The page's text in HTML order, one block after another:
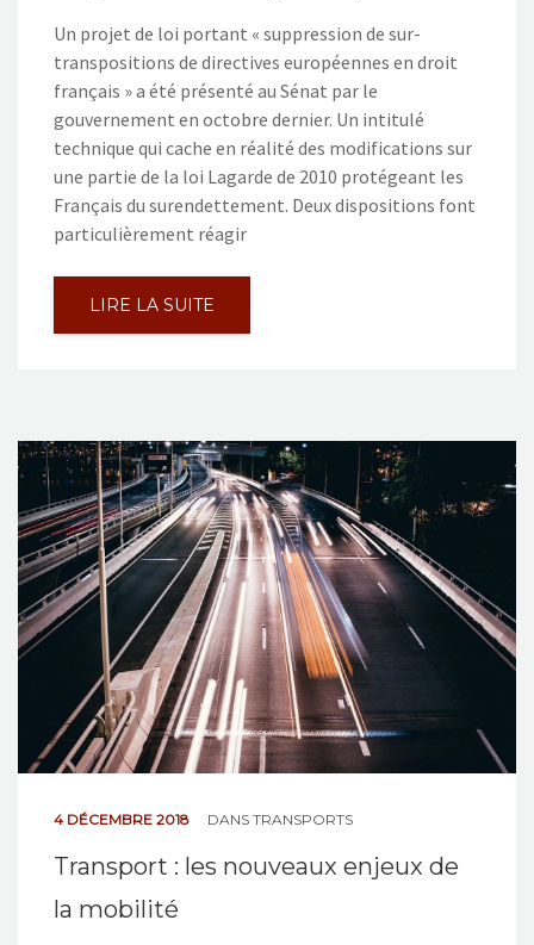
Un projet de loi portant « suppression de sur-
transpositions de directives européennes en droit
français » a été présenté au Sénat par le
gouvernement en octobre dernier. Un intitulé
technique qui cache en réalité des modifications sur
une partie de la loi Lagarde de 2010 protégeant les
Français du surendettement. Deux dispositions font
particulièrement réagir
LIRE LA SUITE
4 DÉCEMBRE 2018 DANS TRANSPORTS
Transport : les nouveaux enjeux de
la mobilité